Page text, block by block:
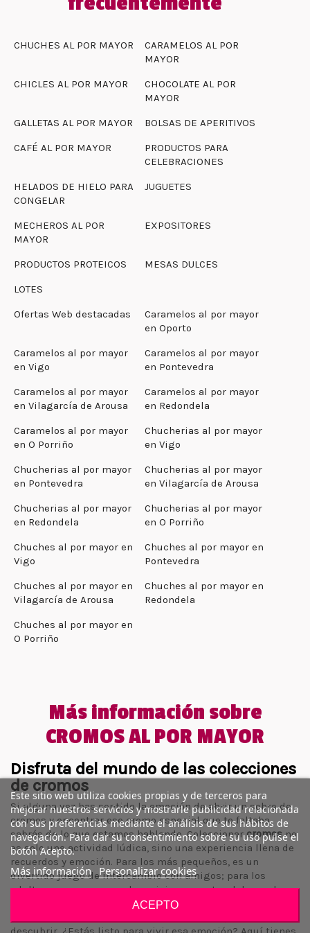
CHUCHES AL POR MAYOR
CARAMELOS AL POR
MAYOR
CHICLES AL POR MAYOR
CHOCOLATE AL POR
MAYOR
GALLETAS AL POR MAYOR
BOLSAS DE APERITIVOS
CAFÉ AL POR MAYOR
PRODUCTOS PARA
CELEBRACIONES
HELADOS DE HIELO PARA
CONGELAR
JUGUETES
MECHEROS AL POR
MAYOR
EXPOSITORES
PRODUCTOS PROTEICOS
MESAS DULCES
LOTES
Ofertas Web destacadas
Caramelos al por mayor
en Oporto
Caramelos al por mayor
en Vigo
Caramelos al por mayor
en Pontevedra
Caramelos al por mayor
en Vilagarcía de Arousa
Caramelos al por mayor
en Redondela
Caramelos al por mayor
en O Porriño
Chucherias al por mayor
en Vigo
Chucherias al por mayor
en Pontevedra
Chucherias al por mayor
en Vilagarcía de Arousa
Chucherias al por mayor
en Redondela
Chucherias al por mayor
en O Porriño
Chuches al por mayor en
Vigo
Chuches al por mayor en
Pontevedra
Chuches al por mayor en
Vilagarcía de Arousa
Chuches al por mayor en
Redondela
Chuches al por mayor en
O Porriño
Más información sobre
CROMOS AL POR MAYOR
Disfruta del mundo de las colecciones
de cromos
Si alguna vez has sentido la emoción de abrir un sobre de
cromos y encontrar ese cromo especial que te faltaba,
sabrás de lo que estamos hablando. Coleccionarcromosno
es solo una actividad lúdica, sino una experiencia llena de
recuerdos y emoción. Para los más pequeños, es un
divertido juego de intercambio con amigos; para los
adultos, es una manera de revivir momentos del pasado.
Nuestra tienda te permite sumergirte en este fascinante
Este sitio web utiliza cookies propias y de terceros para
mejorar nuestros servicios y mostrarle publicidad relacionada
con sus preferencias mediante el análisis de sus hábitos de
navegación. Para dar su consentimiento sobre su uso pulse el
botón Acepto.
Más información Personalizar cookies
ACEPTO